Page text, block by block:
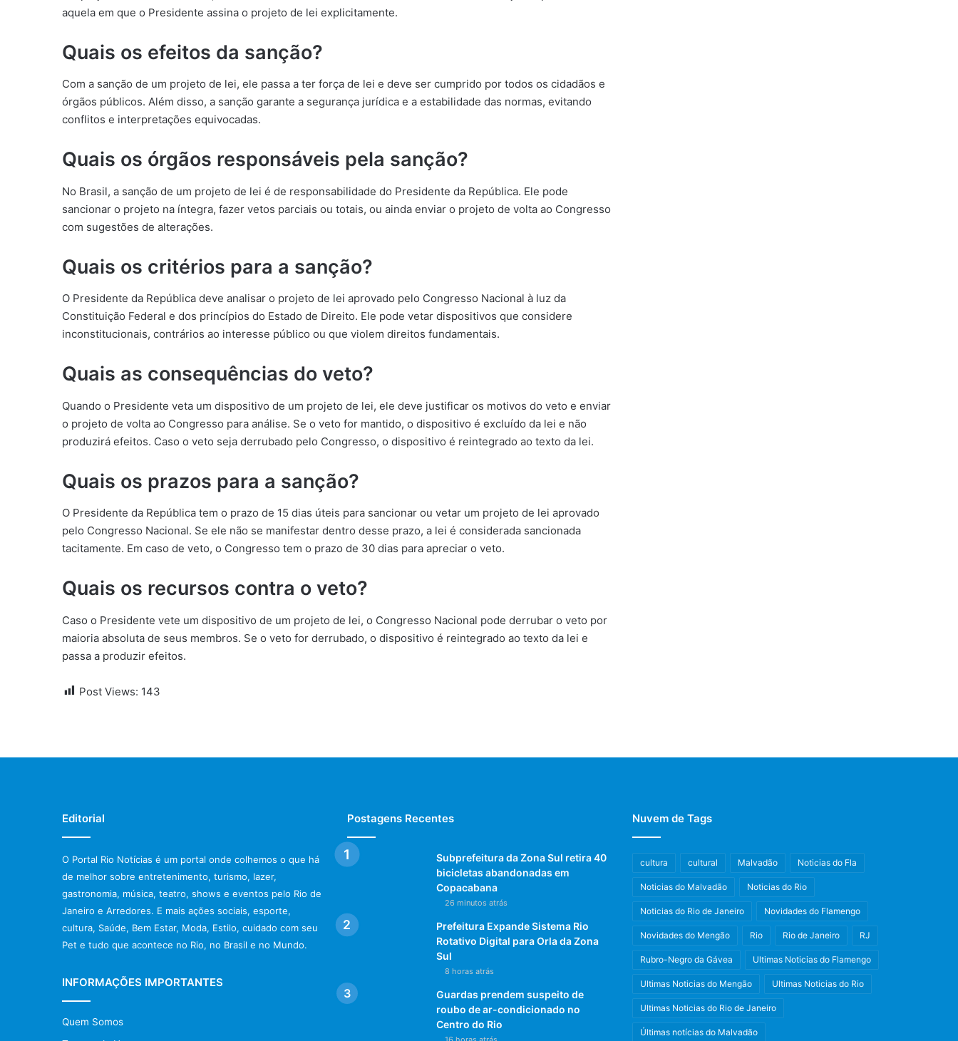
aquela em que o Presidente assina o projeto de lei explicitamente.
Quais os efeitos da sanção?
Com a sanção de um projeto de lei, ele passa a ter força de lei e deve ser cumprido por todos os cidadãos e
órgãos públicos. Além disso, a sanção garante a segurança jurídica e a estabilidade das normas, evitando
conflitos e interpretações equivocadas.
Quais os órgãos responsáveis pela sanção?
No Brasil, a sanção de um projeto de lei é de responsabilidade do Presidente da República. Ele pode
sancionar o projeto na íntegra, fazer vetos parciais ou totais, ou ainda enviar o projeto de volta ao Congresso
com sugestões de alterações.
Quais os critérios para a sanção?
O Presidente da República deve analisar o projeto de lei aprovado pelo Congresso Nacional à luz da
Constituição Federal e dos princípios do Estado de Direito. Ele pode vetar dispositivos que considere
inconstitucionais, contrários ao interesse público ou que violem direitos fundamentais.
Quais as consequências do veto?
Quando o Presidente veta um dispositivo de um projeto de lei, ele deve justificar os motivos do veto e enviar
o projeto de volta ao Congresso para análise. Se o veto for mantido, o dispositivo é excluído da lei e não
produzirá efeitos. Caso o veto seja derrubado pelo Congresso, o dispositivo é reintegrado ao texto da lei.
Quais os prazos para a sanção?
O Presidente da República tem o prazo de 15 dias úteis para sancionar ou vetar um projeto de lei aprovado
pelo Congresso Nacional. Se ele não se manifestar dentro desse prazo, a lei é considerada sancionada
tacitamente. Em caso de veto, o Congresso tem o prazo de 30 dias para apreciar o veto.
Quais os recursos contra o veto?
Caso o Presidente vete um dispositivo de um projeto de lei, o Congresso Nacional pode derrubar o veto por
maioria absoluta de seus membros. Se o veto for derrubado, o dispositivo é reintegrado ao texto da lei e
passa a produzir efeitos.
Post Views: 143
Editorial
O Portal Rio Notícias é um portal onde colhemos o que há
de melhor sobre entretenimento, turismo, lazer,
gastronomia, música, teatro, shows e eventos pelo Rio de
Janeiro e Arredores. E mais ações sociais, esporte,
cultura, Saúde, Bem Estar, Moda, Estilo, cuidado com seu
Pet e tudo que acontece no Rio, no Brasil e no Mundo.
INFORMAÇÕES IMPORTANTES
Quem Somos
Postagens Recentes
Subprefeitura da Zona Sul retira 40
bicicletas abandonadas em
Copacabana
26 minutos atrás
Prefeitura Expande Sistema Rio
Rotativo Digital para Orla da Zona
Sul
8 horas atrás
Guardas prendem suspeito de
roubo de ar-condicionado no
Centro do Rio
Nuvem de Tags
cultura cultural Malvadão Noticias do Fla
Noticias do Malvadão Noticias do Rio
Noticias do Rio de Janeiro Novidades do Flamengo
Novidades do Mengão Rio Rio de Janeiro RJ
Rubro-Negro da Gávea Ultimas Noticias do Flamengo
Ultimas Noticias do Mengão Ultimas Noticias do Rio
Ultimas Noticias do Rio de Janeiro
Últimas notícias do Malvadão